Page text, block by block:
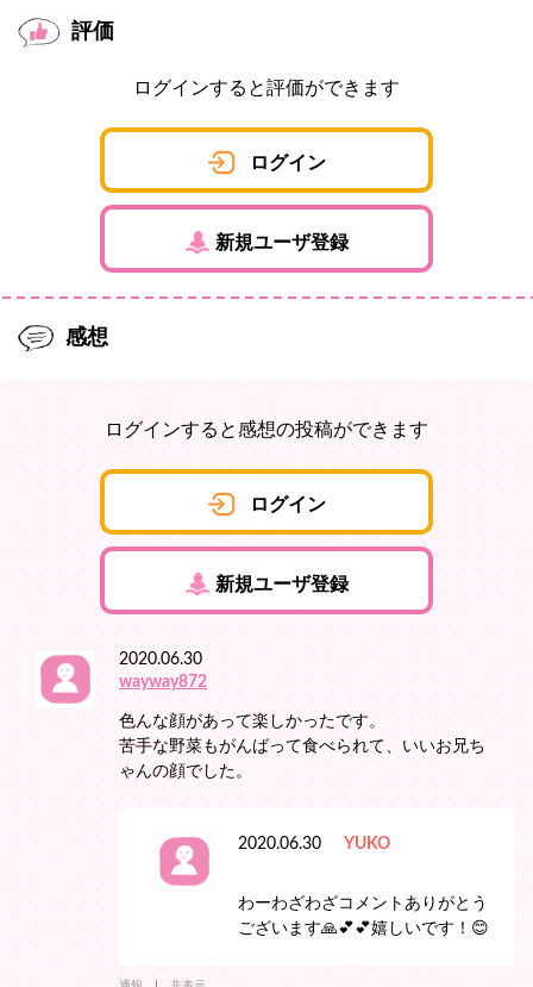
評価
ログインすると評価ができます
ログイン
新規ユーザ登録
感想
ログインすると感想の投稿ができます
ログイン
新規ユーザ登録
2020.06.30
wayway872
色んな顔があって楽しかったです。
苦手な野菜もがんばって食べられて、いいお兄ち
ゃんの顔でした。
2020.06.30 YUKO
わーわざわざコメントありがとう
ございます🙏💕💕嬉しいです！😊